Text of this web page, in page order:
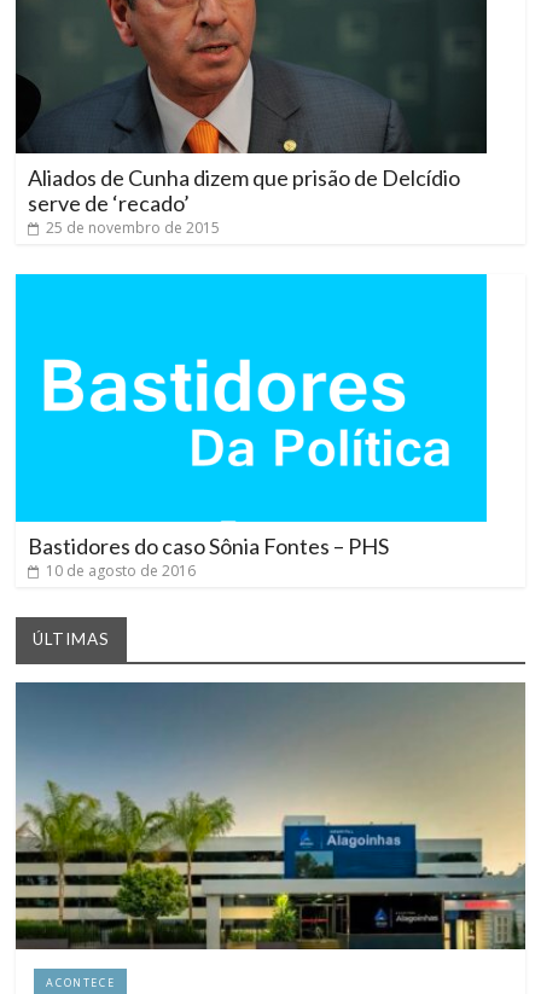
Aliados de Cunha dizem que prisão de Delcídio
serve de ‘recado’
25 de novembro de 2015
Bastidores do caso Sônia Fontes – PHS
10 de agosto de 2016
ÚLTIMAS
ACONTECE